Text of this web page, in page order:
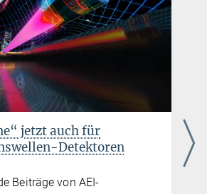
jetzt auch für
Detektoren
Beiträge von AEI-